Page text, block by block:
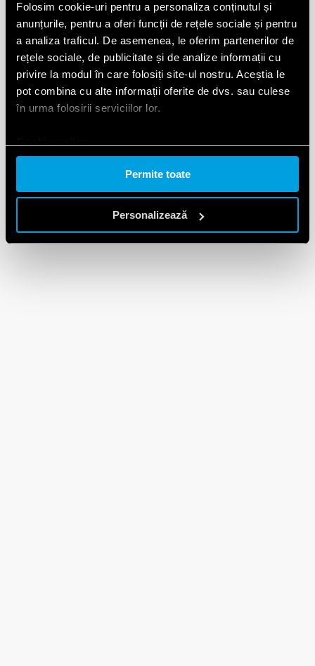
Folosim cookie-uri pentru a personaliza conținutul și
anunțurile, pentru a oferi funcții de rețele sociale și pentru
a analiza traficul. De asemenea, le oferim partenerilor de
rețele sociale, de publicitate și de analize informații cu
privire la modul în care folosiți site-ul nostru. Aceștia le
pot combina cu alte informații oferite de dvs. sau culese
în urma folosirii serviciilor lor.
Permite toate
Personalizează